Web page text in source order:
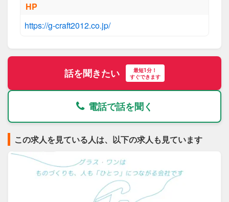
HP
https://g-craft2012.co.jp/
話を聞きたい
最短1分！
すぐできます
電話で話を聞く
この求人を見ている人は、以下の求人も見ています